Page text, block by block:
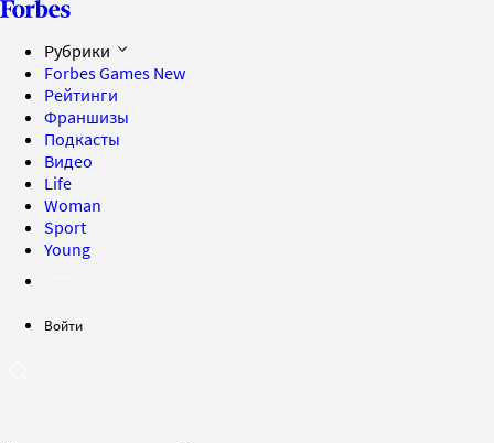
Рубрики
Forbes Games New
Рейтинги
Франшизы
Подкасты
Видео
Life
Woman
Sport
Young
Войти